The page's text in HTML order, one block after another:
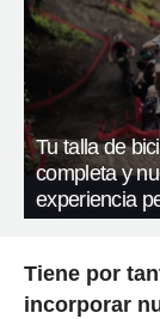
Tu talla de
completa y
experiencia
Tiene por
incorporar